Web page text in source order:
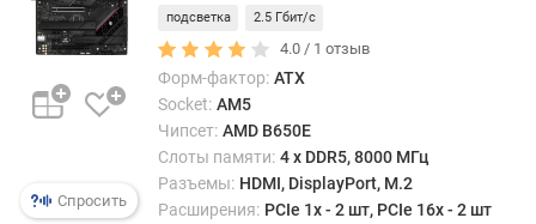
с
)
(
ш
т
S
Спросить
подсветка 2.5 Гбит/с
4.0 / 1 отзыв
Форм-фактор: ATX
Socket: AM5
Чипсет: AMD B650E
Слоты памяти: 4 х DDR5, 8000 МГц
Разъемы: HDMI, DisplayPort, M.2
Расширения: PCIe 1x - 2 шт, PCIe 16x - 2 шт